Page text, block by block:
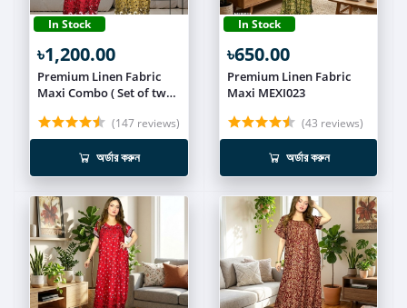
In Stock
৳1,200.00
Premium Linen Fabric
Maxi Combo ( Set of two )
(147 reviews)
অর্ডার করুন
In Stock
৳650.00
Premium Linen Fabric
Maxi MEXI023
(43 reviews)
অর্ডার করুন